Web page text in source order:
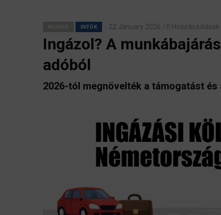
INFÓK 22 January 2026 / 0 Hozzászólások
Ingázol? A
adóból
2026-tól megnövelték a támogatást